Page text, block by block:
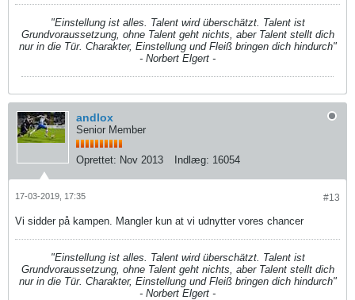
"Einstellung ist alles. Talent wird überschätzt. Talent ist
Grundvoraussetzung, ohne Talent geht nichts, aber Talent stellt dich
nur in die Tür. Charakter, Einstellung und Fleiß bringen dich hindurch"
- Norbert Elgert -
andlox
Senior Member
Oprettet: Nov 2013 Indlæg: 16054
#13
17-03-2019, 17:35
Vi sidder på kampen. Mangler kun at vi udnytter vores chancer
"Einstellung ist alles. Talent wird überschätzt. Talent ist
Grundvoraussetzung, ohne Talent geht nichts, aber Talent stellt dich
nur in die Tür. Charakter, Einstellung und Fleiß bringen dich hindurch"
- Norbert Elgert -